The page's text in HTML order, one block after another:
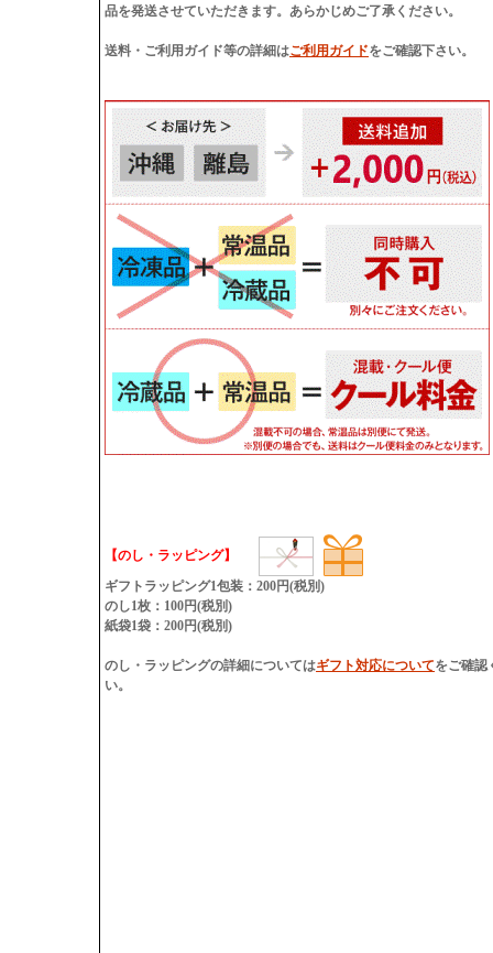
品を発送させていただきます。あらかじめご了承ください。
送料・ご利用ガイド等の詳細はご利用ガイドをご確認下さい。
【のし・ラッピング】
ギフトラッピング1包装：200円(税別)
のし1枚：100円(税別)
紙袋1袋：200円(税別)
のし・ラッピングの詳細についてはギフト対応についてをご確認
い。